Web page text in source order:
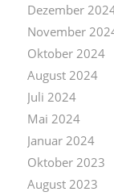
Dezember
November
Oktober 2024
August 2024
Juli 2024
Mai 2024
Januar 2024
Oktober 2023
August 2023